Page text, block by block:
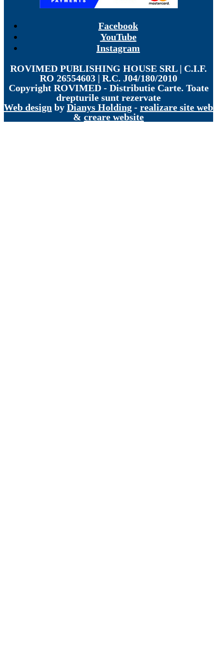
Facebook
YouTube
Instagram
ROVIMED PUBLISHING HOUSE SRL | C.I.F.
RO 26554603 | R.C. J04/180/2010
Copyright ROVIMED - Distributie Carte. Toate
drepturile sunt rezervate
Web design by Dianys Holding - realizare site web
& creare website